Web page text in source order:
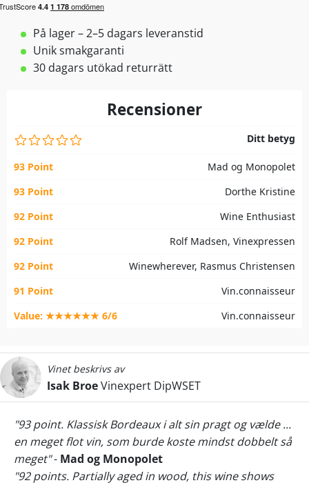
På lager – 2–5 dagars leveranstid
Unik smakgaranti
30 dagars utökad returrätt
Recensioner
Ditt betyg
93 Point
Mad og Monopolet
93 Point
Dorthe Kristine
92 Point
Wine Enthusiast
92 Point
Rolf Madsen, Vinexpressen
92 Point
Winewherever, Rasmus Christensen
91 Point
Vin.connaisseur
Value: ★★★★★★ 6/6
Vin.connaisseur
Vinet beskrivs av
Isak BroeVinexpert DipWSET
"93 point. Klassisk Bordeaux i alt sin pragt og vælde ...
en meget flot vin, som burde koste mindst dobbelt så
meget"- Mad og Monopolet
"92 points. Partially aged in wood, this wine shows